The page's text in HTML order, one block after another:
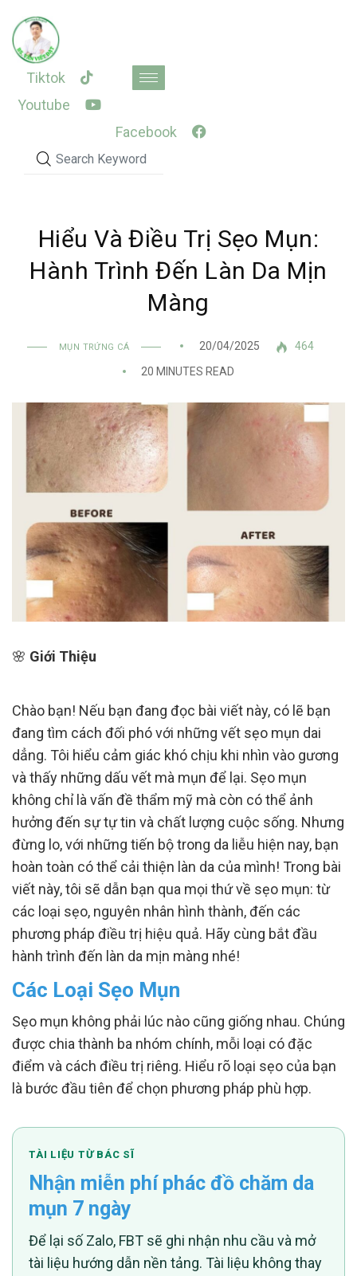
content
Tiktok
Youtube
Facebook
Hiểu Và Điều Trị Sẹo Mụn:
Hành Trình Đến Làn Da Mịn
Màng
MỤN TRỨNG CÁ 20/04/2025
464
20 MINUTES READ
🌸 Giới Thiệu
Chào bạn! Nếu bạn đang đọc bài viết này, có lẽ bạn
đang tìm cách đối phó với những vết sẹo mụn dai
dẳng. Tôi hiểu cảm giác khó chịu khi nhìn vào gương
và thấy những dấu vết mà mụn để lại. Sẹo mụn
không chỉ là vấn đề thẩm mỹ mà còn có thể ảnh
hưởng đến sự tự tin và chất lượng cuộc sống. Nhưng
đừng lo, với những tiến bộ trong da liễu hiện nay, bạn
hoàn toàn có thể cải thiện làn da của mình! Trong bài
viết này, tôi sẽ dẫn bạn qua mọi thứ về sẹo mụn: từ
các loại sẹo, nguyên nhân hình thành, đến các
phương pháp điều trị hiệu quả. Hãy cùng bắt đầu
hành trình đến làn da mịn màng nhé!
Các Loại Sẹo Mụn
Sẹo mụn không phải lúc nào cũng giống nhau. Chúng
được chia thành ba nhóm chính, mỗi loại có đặc
điểm và cách điều trị riêng. Hiểu rõ loại sẹo của bạn
là bước đầu tiên để chọn phương pháp phù hợp.
TÀI LIỆU TỪ BÁC SĨ
Nhận miễn phí phác đồ chăm da
mụn 7 ngày
Để lại số Zalo, FBT sẽ ghi nhận nhu cầu và mở
tài liệu hướng dẫn nền tảng. Tài liệu không thay